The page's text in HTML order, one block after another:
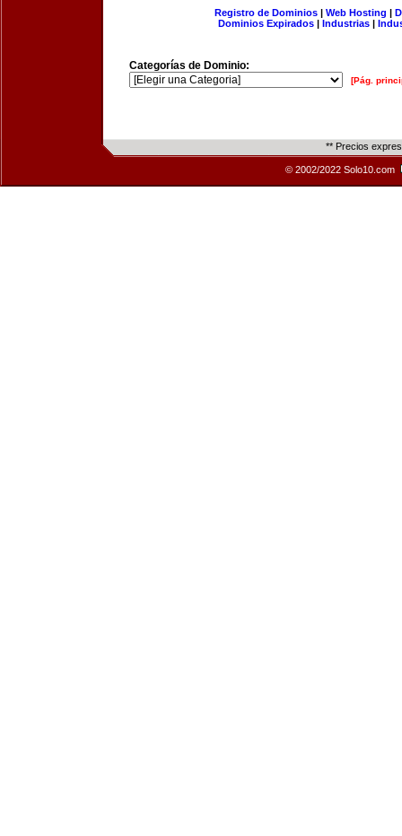
Registro de Dominios| Web Hosting |
Dominios Expirados | Industrias |
Categorías de Dominio:
[Pág.
** Precios
© 2002/2022 Solo10.com